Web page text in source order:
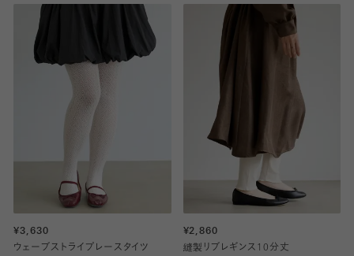
¥3,630
ウェーブストライプレースタイツ
¥2,860
縫製リブレギンス10分丈